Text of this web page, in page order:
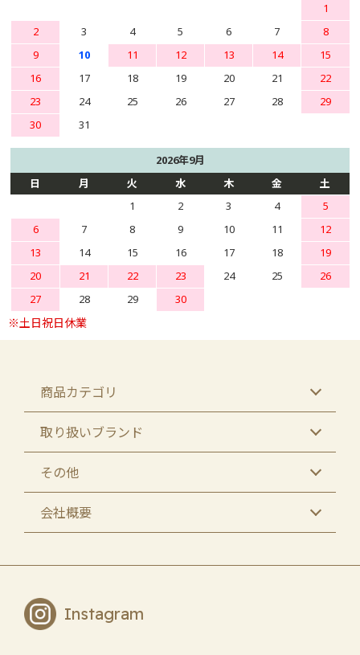
1
2
3 4 5 6 7
8
9
10 11 12 13 14
15
16
17 18 19 20 21
22
23
24 25 26 27 28
29
30
31
2026年9月
日
月 火 水 木 金
土
1
2 3 4
5
6
7 8 9 10 11
12
13
14 15 16 17 18
19
20
21 22 23 24 25
26
27
28 29 30
商品カテゴリ
取り扱いブランド
その他
会社概要
Instagram